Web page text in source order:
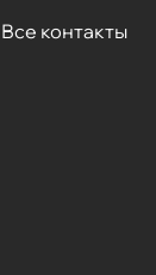
Все контакты